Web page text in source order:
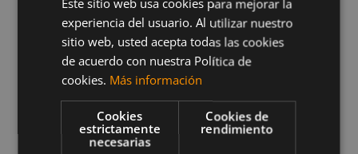
Protección De Datos
Personales
Para utilizar algunos de los servicios o acceder a
determinados contenidos, deberá proporcionar
Este sitio web usa cookies para mejorar la
experiencia del usuario. Al utilizar nuestro
sitio web, usted acepta todas las cookies
de acuerdo con nuestra Política de
cookies. Más información
Cookies
estrictamente
necesarias
Cookies de
rendimiento